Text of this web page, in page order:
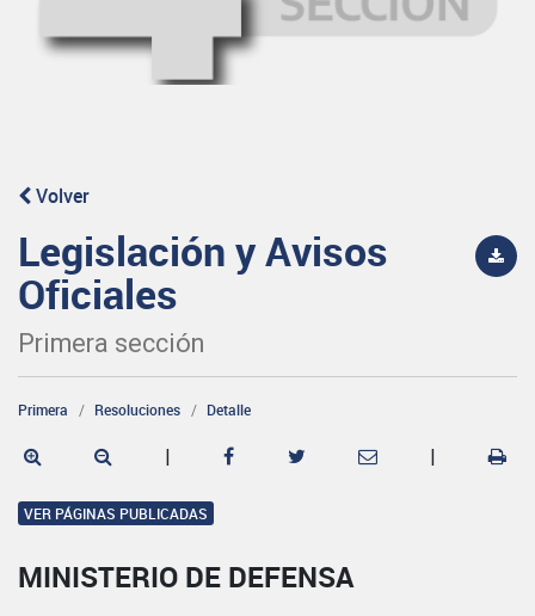
Volver
Legislación y Avisos
Oficiales
Primera sección
Primera Resoluciones Detalle
| |
VER PÁGINAS PUBLICADAS
MINISTERIO DE DEFENSA